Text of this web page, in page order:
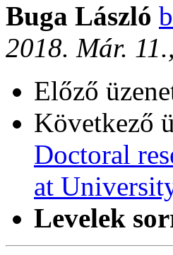
Buga László
2018. Már.
Előző
Következő
Doctoral
at
Levelek